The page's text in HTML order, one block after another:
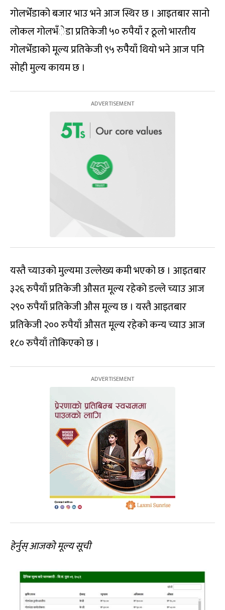
गोलभेँडाको बजार भाउ भने आज स्थिर छ । आइतबार सानो
लोकल गोलभँेडा प्रतिकेजी ५० रुपैयाँ र ठूलो भारतीय
गोलभेँडाको मूल्य प्रतिकेजी ९५ रुपैैयाँ थियो भने आज पनि
सोही मुल्य कायम छ ।
यस्तै च्याउको मुल्यमा उल्लेख्य कमी भएको छ । आइतबार
३२६ रुपैयाँ प्रतिकेजी औसत मूल्य रहेको डल्ले च्याउ आज
२९० रुपैयाँ प्रतिकेजी औस मूल्य छ । यस्तै आइतबार
प्रतिकेजी २०० रुपैयाँ औसत मूल्य रहेको कन्य च्याउ आज
१८० रुपैयाँ तोकिएको छ ।
हेर्नुस् आजको मूल्य सूची